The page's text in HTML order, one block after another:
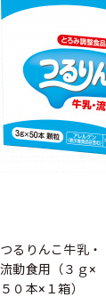
つるりんこ牛乳・
流動食用（３ｇ×
５０本×１箱）